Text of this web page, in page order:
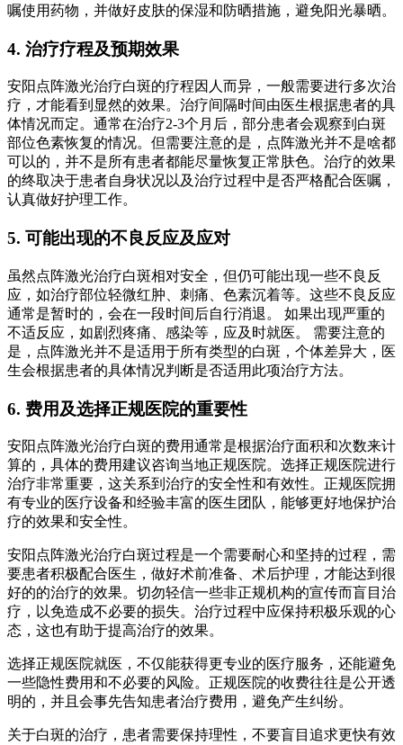
嘱使用药物，并做好皮肤的保湿和防晒措施，避免阳光暴晒。
4. 治疗疗程及预期效果
安阳点阵激光治疗白斑的疗程因人而异，一般需要进行多次治
疗，才能看到显然的效果。治疗间隔时间由医生根据患者的具
体情况而定。通常在治疗2-3个月后，部分患者会观察到白斑
部位色素恢复的情况。但需要注意的是，点阵激光并不是啥都
可以的，并不是所有患者都能尽量恢复正常肤色。治疗的效果
的终取决于患者自身状况以及治疗过程中是否严格配合医嘱，
认真做好护理工作。
5. 可能出现的不良反应及应对
虽然点阵激光治疗白斑相对安全，但仍可能出现一些不良反
应，如治疗部位轻微红肿、刺痛、色素沉着等。这些不良反应
通常是暂时的，会在一段时间后自行消退。 如果出现严重的
不适反应，如剧烈疼痛、感染等，应及时就医。 需要注意的
是，点阵激光并不是适用于所有类型的白斑，个体差异大，医
生会根据患者的具体情况判断是否适用此项治疗方法。
6. 费用及选择正规医院的重要性
安阳点阵激光治疗白斑的费用通常是根据治疗面积和次数来计
算的，具体的费用建议咨询当地正规医院。选择正规医院进行
治疗非常重要，这关系到治疗的安全性和有效性。正规医院拥
有专业的医疗设备和经验丰富的医生团队，能够更好地保护治
疗的效果和安全性。
安阳点阵激光治疗白斑过程是一个需要耐心和坚持的过程，需
要患者积极配合医生，做好术前准备、术后护理，才能达到很
好的的治疗的效果。切勿轻信一些非正规机构的宣传而盲目治
疗，以免造成不必要的损失。治疗过程中应保持积极乐观的心
态，这也有助于提高治疗的效果。
选择正规医院就医，不仅能获得更专业的医疗服务，还能避免
一些隐性费用和不必要的风险。正规医院的收费往往是公开透
明的，并且会事先告知患者治疗费用，避免产生纠纷。
关于白斑的治疗，患者需要保持理性，不要盲目追求更快有效